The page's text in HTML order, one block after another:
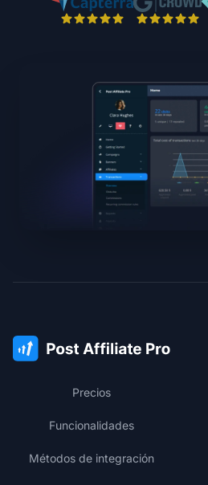
Precios
Funcionalidades
Métodos de integración